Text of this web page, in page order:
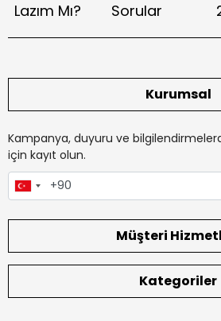
Lazım Mı?
Sorular
Kurumsal
Kampanya, duyuru ve
için kayıt olun.
Müşteri
Kategoriler